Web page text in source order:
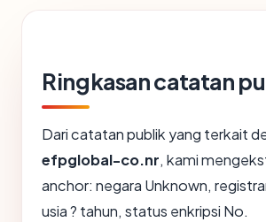
Ringkasan catatan
Dari catatan publik yang terkait
efpglobal-co.nr, kami
anchor: negara Unknown,
usia ? tahun, status enkripsi No.